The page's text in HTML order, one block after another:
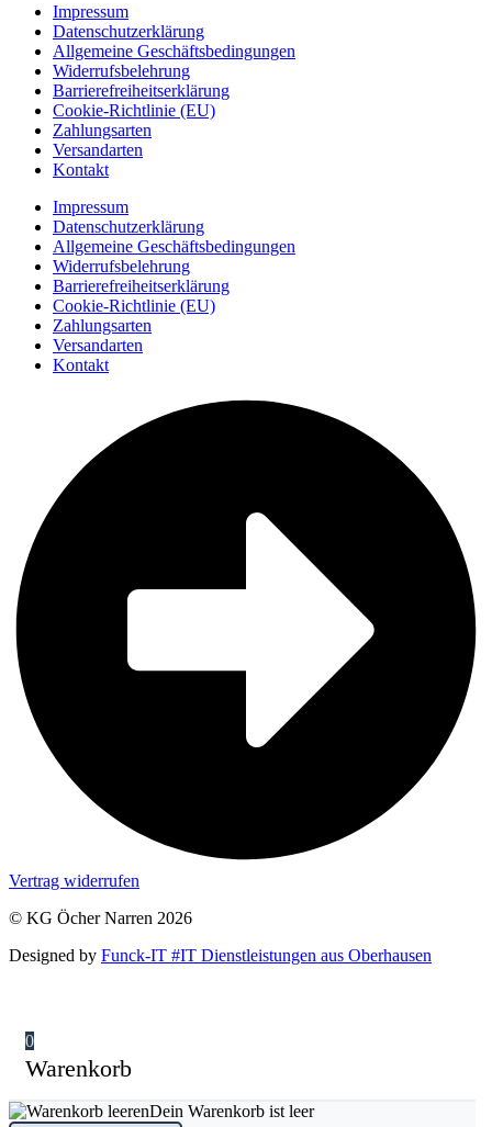
Impressum
Datenschutzerklärung
Allgemeine Geschäftsbedingungen
Widerrufsbelehrung
Barrierefreiheitserklärung
Cookie-Richtlinie (EU)
Zahlungsarten
Versandarten
Kontakt
Impressum
Datenschutzerklärung
Allgemeine Geschäftsbedingungen
Widerrufsbelehrung
Barrierefreiheitserklärung
Cookie-Richtlinie (EU)
Zahlungsarten
Versandarten
Kontakt
Vertrag widerrufen
© KG Öcher Narren 2026
Designed by Funck-IT #IT Dienstleistungen aus Oberhausen
0
Warenkorb
Dein Warenkorb ist leer